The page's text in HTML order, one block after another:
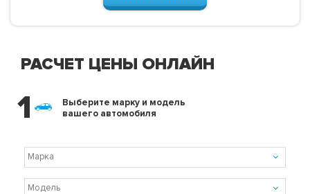
РАСЧЕТ ЦЕНЫ ОНЛАЙН
1
Выберите марку и модель
вашего автомобиля